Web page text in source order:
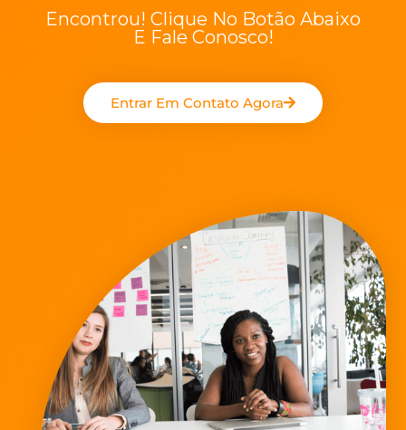
Encontrou! Clique No Botão Abaixo
E Fale Conosco!
Entrar Em Contato Agora